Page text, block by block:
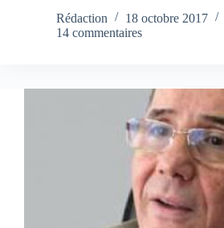
Rédaction
18 octobre 2017
14 commentaires